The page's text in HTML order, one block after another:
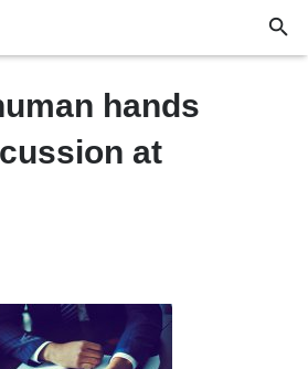
hands
at